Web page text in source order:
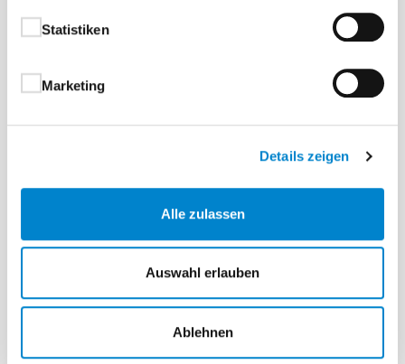
Statistiken
Marketing
Details zeigen
Alle zulassen
Auswahl erlauben
Ablehnen
Durat® Hygge grau Normtür, rund Türelement,
Robust. Pflegeleicht. Dauerhaft schön. Durat® steht…